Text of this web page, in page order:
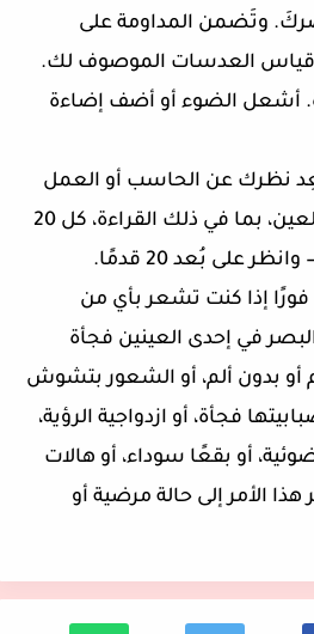
وتَضمن المداومة على
العدسات الموصوف لك.
أشعل الضوء أو أضف إضاءة
نظرك عن الحاسب أو العمل
الذي يتطلب التحديق بالعين، بما في ذلك القراءة، كل 20
فورًا إذا كنت تشعر بأي من
في إحدى العينين فجأة
أو بدون ألم، أو الشعور بتشوش
فجأة، أو ازدواجية الرؤية،
أو بقعًا سوداء، أو هالات
الأمر إلى حالة مرضية أو